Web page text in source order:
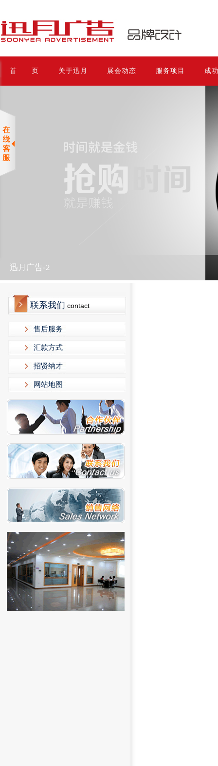
首 页 关于迅月 展会动态 服务项目 成
迅月广告-2
联系我们 contact
售后服务
汇款方式
招贤纳才
网站地图